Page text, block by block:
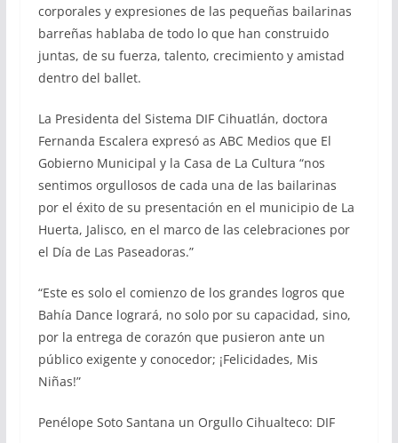
corporales y expresiones de las pequeñas bailarinas
barreñas hablaba de todo lo que han construido
juntas, de su fuerza, talento, crecimiento y amistad
dentro del ballet.
La Presidenta del Sistema DIF Cihuatlán, doctora
Fernanda Escalera expresó as ABC Medios que El
Gobierno Municipal y la Casa de La Cultura “nos
sentimos orgullosos de cada una de las bailarinas
por el éxito de su presentación en el municipio de La
Huerta, Jalisco, en el marco de las celebraciones por
el Día de Las Paseadoras.”
“Este es solo el comienzo de los grandes logros que
Bahía Dance logrará, no solo por su capacidad, sino,
por la entrega de corazón que pusieron ante un
público exigente y conocedor; ¡Felicidades, Mis
Niñas!”
Penélope Soto Santana un Orgullo Cihualteco: DIF